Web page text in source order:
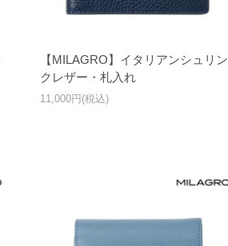
【MILAGRO】イタリアンシュリン
クレザー・札入れ
11,000円(税込)